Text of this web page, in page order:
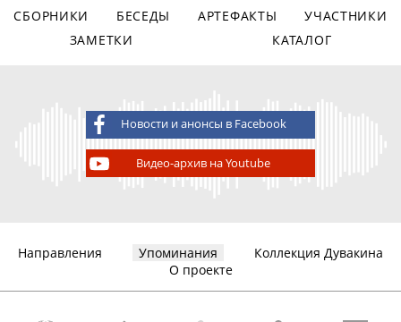
СБОРНИКИ БЕСЕДЫ АРТЕФАКТЫ
УЧАСТНИКИ
ЗАМЕТКИ
КАТАЛОГ
Новости и анонсы в Facebook
Видео-архив на Youtube
Направления Упоминания
Коллекция Дувакина
О проекте